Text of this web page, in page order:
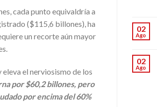
cada punto equivaldría a
($115,6 billones), ha
un recorte aún mayor
el nerviosismo de los
por $60,2 billones, pero
por encima del 60%
02
Ago
02
Ago